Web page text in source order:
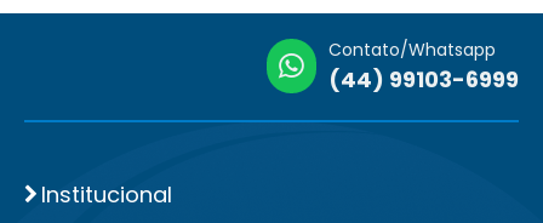
Contato/Whatsapp
(44) 99103-6999
Institucional